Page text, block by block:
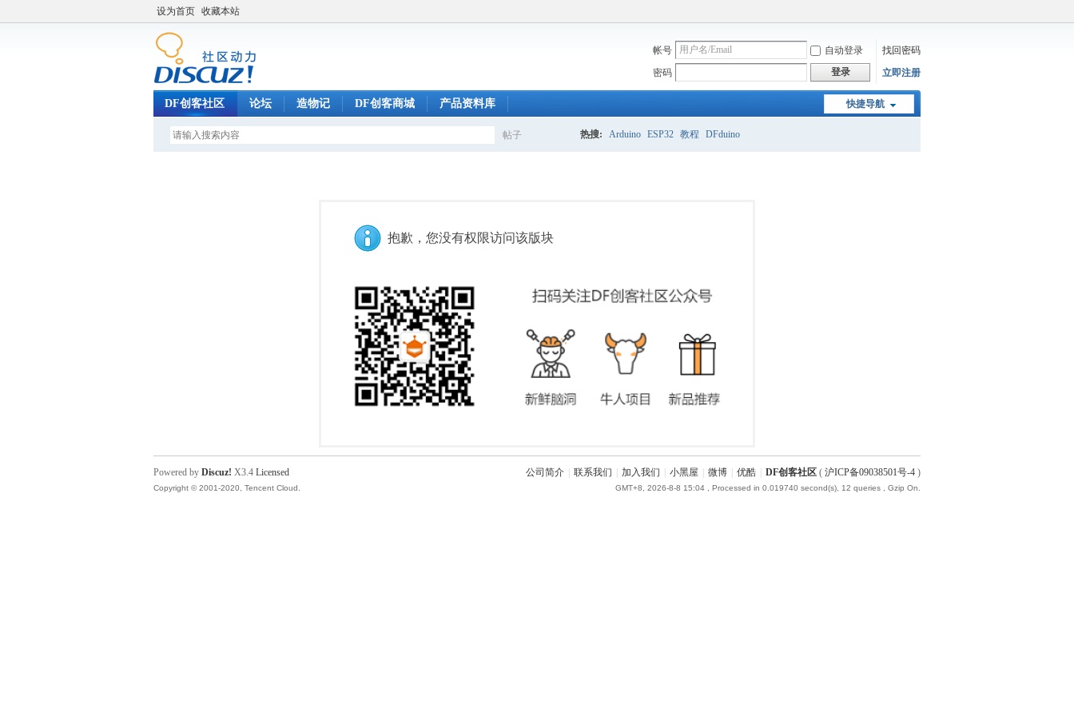
设为首页 收藏本站
帐号 自动登录
找回密码
密码
登录 立即注册
快捷导航
DF创客社区 论坛 造物记 DF创客商城 产品资料库
帖子 热搜: Arduino ESP32 教程 DFduino
抱歉，您没有权限访问该版块
公司简介 联系我们 加入我们 小黑屋 微博 优酷 DF创客社区 ( 沪ICP备09038501号-4 )
GMT+8, 2026-8-8 15:04 , Processed in 0.019740 second(s), 12 queries , Gzip On.
Powered by Discuz! X3.4 Licensed
Copyright © 2001-2020, Tencent Cloud.